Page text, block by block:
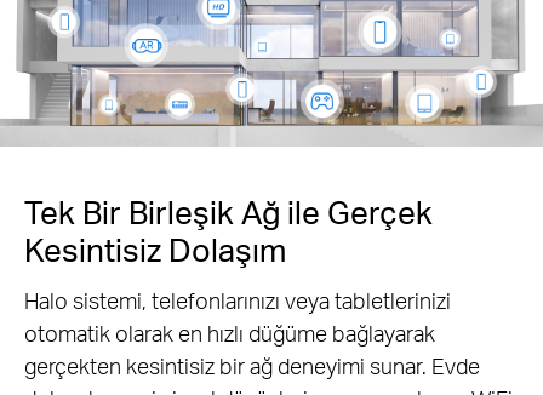
Tek Bir Birleşik Ağ ile Gerçek
Kesintisiz Dolaşım
Halo sistemi, telefonlarınızı veya tabletlerinizi
otomatik olarak en hızlı düğüme bağlayarak
gerçekten kesintisiz bir ağ deneyimi sunar. Evde